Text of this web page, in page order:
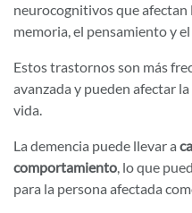
neurocognitivos que
memoria, el pensamiento y
Estos trastornos son más
avanzada y pueden afectar
vida.
La demencia puede llevar a
comportamiento, lo que
para la persona afectada